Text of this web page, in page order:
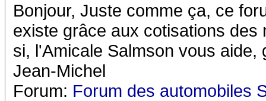
Bonjour, Juste comme ça, ce
existe grâce aux cotisations
si, l'Amicale Salmson vous
Jean-Michel
Forum: Forum des automobiles